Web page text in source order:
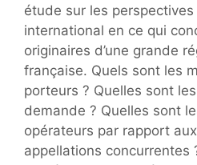
étude sur les
international en ce qui
originaires d’une grande
française. Quels sont les
porteurs ? Quelles sont
demande ? Quelles sont
opérateurs par rapport
appellations